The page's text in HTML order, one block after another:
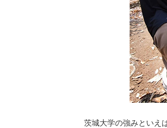
茨城大学の強みといえ